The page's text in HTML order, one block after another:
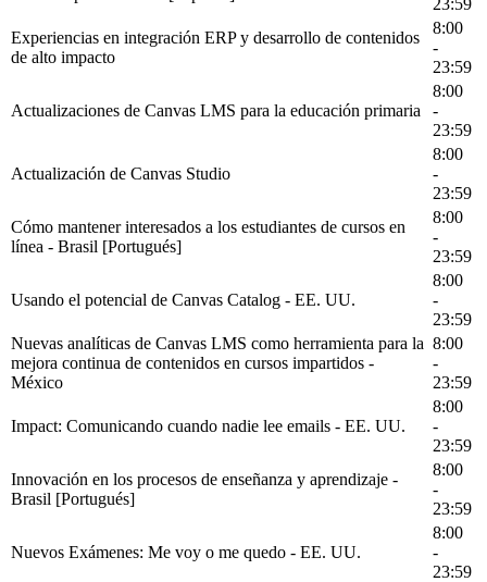
23:59
Experiencias en integración ERP y desarrollo de contenidos
de alto impacto
8:00
-
23:59
Actualizaciones de Canvas LMS para la educación primaria
8:00
-
23:59
Actualización de Canvas Studio
8:00
-
23:59
Cómo mantener interesados a los estudiantes de cursos en
línea - Brasil [Portugués]
8:00
-
23:59
Usando el potencial de Canvas Catalog - EE. UU.
8:00
-
23:59
Nuevas analíticas de Canvas LMS como herramienta para la
mejora continua de contenidos en cursos impartidos -
México
8:00
-
23:59
Impact: Comunicando cuando nadie lee emails - EE. UU.
8:00
-
23:59
Innovación en los procesos de enseñanza y aprendizaje -
Brasil [Portugués]
8:00
-
23:59
Nuevos Exámenes: Me voy o me quedo - EE. UU.
8:00
-
23:59